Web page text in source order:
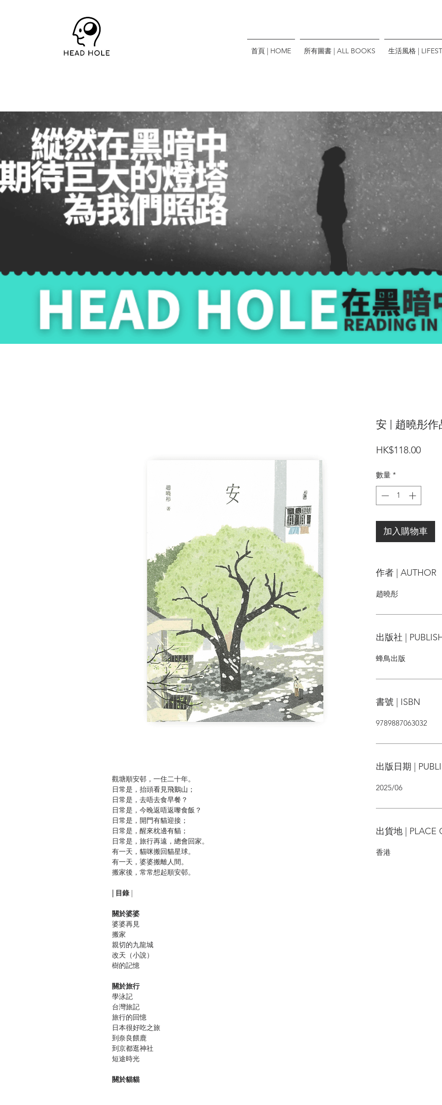
首頁 | HOME 所有圖書 | ALL BOOKS 生活風格 |
觀塘順安邨，一住二十年。
日常是，抬頭看見飛鵝山；
日常是，去唔去食早餐？
日常是，今晚返唔返嚟食飯？
日常是，開門有貓迎接；
日常是，醒來枕邊有貓；
日常是，旅行再遠，總會回家。
有一天，貓咪搬回貓星球。
有一天，婆婆搬離人間。
搬家後，常常想起順安邨。
| 目錄 |
關於婆婆
婆婆再見
搬家
親切的九龍城
改天（小說）
樹的記憶
關於旅行
學泳記
台灣旅記
旅行的回憶
日本很好吃之旅
到奈良餵鹿
到京都逛神社
短途時光
關於貓貓
安 | 趙曉彤作
HK$118.00價
數量 *
加入購物車
作者 | AUTHOR
趙曉彤
出版社 |
蜂鳥出版
書號 | ISBN
9789887063032
出版日期 |
2025/06
出貨地 | PLACE
香港